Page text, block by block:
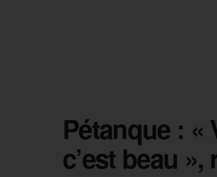
Pétanque : «
c’est beau